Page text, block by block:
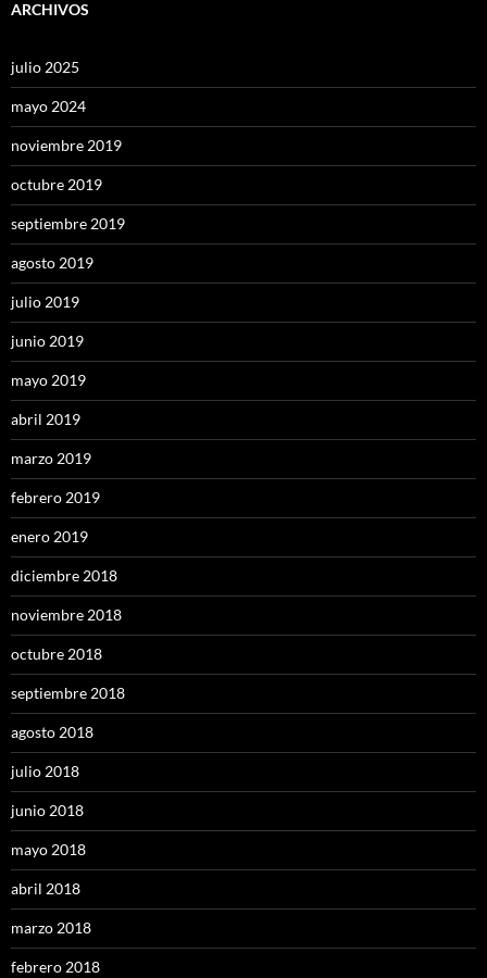
ARCHIVOS
julio 2025
mayo 2024
noviembre 2019
octubre 2019
septiembre 2019
agosto 2019
julio 2019
junio 2019
mayo 2019
abril 2019
marzo 2019
febrero 2019
enero 2019
diciembre 2018
noviembre 2018
octubre 2018
septiembre 2018
agosto 2018
julio 2018
junio 2018
mayo 2018
abril 2018
marzo 2018
febrero 2018